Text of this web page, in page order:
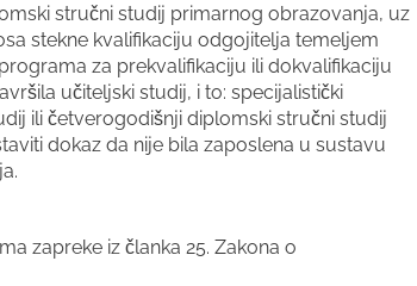
stručni studij primarnog obrazovanja, uz
stekne kvalifikaciju odgojitelja temeljem
za prekvalifikaciju ili dokvalifikaciju
učiteljski studij, i to: specijalistički
ili četverogodišnji diplomski stručni studij
dokaz da nije bila zaposlena u sustavu
zapreke iz članka 25. Zakona o